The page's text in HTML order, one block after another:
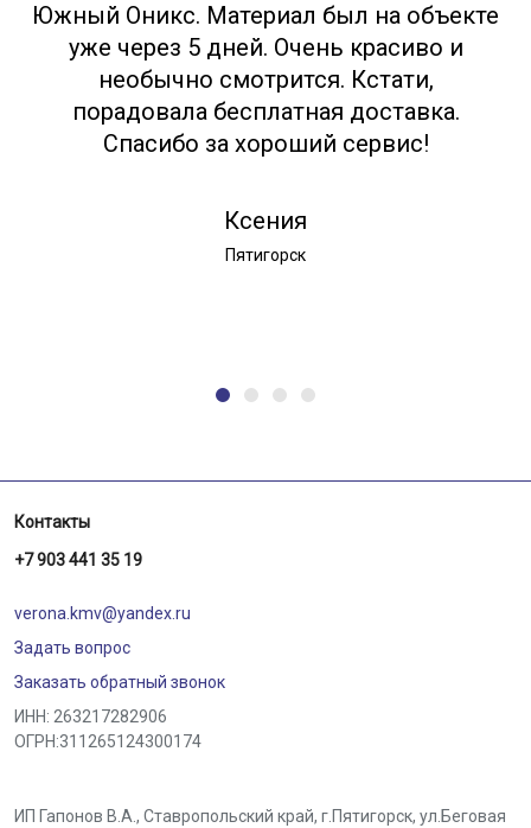
Южный Оникс. Материал был на объекте
уже через 5 дней. Очень красиво и
необычно смотрится. Кстати,
порадовала бесплатная доставка.
Спасибо за хороший сервис!
Ксения
Пятигорск
Контакты
+7 903 441 35 19
verona.kmv@yandex.ru
Задать вопрос
Заказать обратный звонок
ИНН: 263217282906
ОГРН:311265124300174
ИП Гапонов В.А., Ставропольский край, г.Пятигорск, ул.Беговая